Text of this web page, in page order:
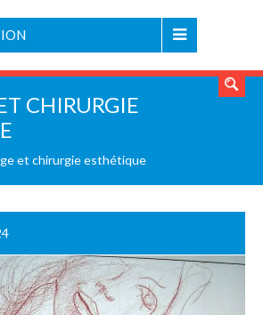
CHIRURGIE
et chirurgie esthétique